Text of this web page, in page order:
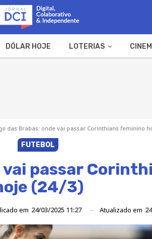
DÓLAR HOJE LOTERIAS
das Brabas: onde vai passar Corinthians feminino
FUTEBOL
vai passar
(24/3)
em 24/03/2025 11:27 Atualizado em